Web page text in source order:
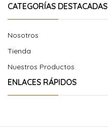
CATEGORÍAS DESTACADAS
Nosotros
Tienda
Nuestros Productos
ENLACES RÁPIDOS